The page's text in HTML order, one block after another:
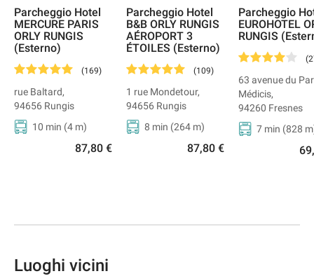
Parcheggio Hotel
MERCURE PARIS
ORLY RUNGIS
(Esterno)
(169)
rue Baltard,
94656 Rungis
10 min (4 m)
87,80 €
Parcheggio Hotel
B&B ORLY RUNGIS
AÉROPORT 3
ÉTOILES (Esterno)
(109)
1 rue Mondetour,
94656 Rungis
8 min (264 m)
87,80 €
Parcheggio
EUROHOTEL
RUNGIS
(
63 avenue du
Médicis,
94260 Fresnes
7 min (828
Luoghi vicini